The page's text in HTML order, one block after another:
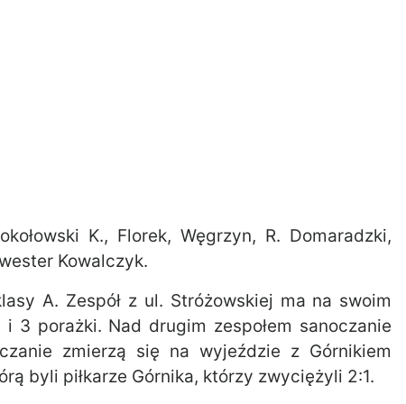
K., Florek, Węgrzyn, R. Domaradzki,
Kowalczyk.
A. Zespół z ul. Stróżowskiej ma na swoim
porażki. Nad drugim zespołem sanoczanie
zmierzą się na wyjeździe z Górnikiem
byli piłkarze Górnika, którzy zwyciężyli 2:1.